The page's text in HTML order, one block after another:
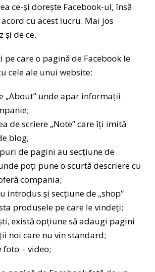
ce-și dorește Facebook-ul, însă
cu acest lucru. Mai jos
și de ce.
care o pagină de Facebook le
cele ale unui website:
„About” unde apar informații
de scriere „Note” care îți imită
blog;
de pagini au secțiune de
unde poți pune o scurtă descriere cu
compania;
introdus și secțiune de „shop”
produsele pe care le vindeți;
există opțiune să adaugi pagini
noi care nu vin standard;
foto – video;